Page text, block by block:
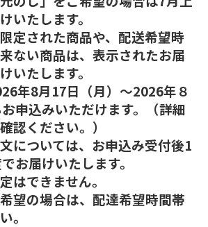
いたします。
定された商品や、配送希望時
ない商品は、表示されたお届
いたします。
年8月17日（月）～2026年８
申込みいただけます。（詳細
認ください。）
については、お申込み受付後1
お届けいたします。
はできません。
望の場合は、配達希望時間帯
。